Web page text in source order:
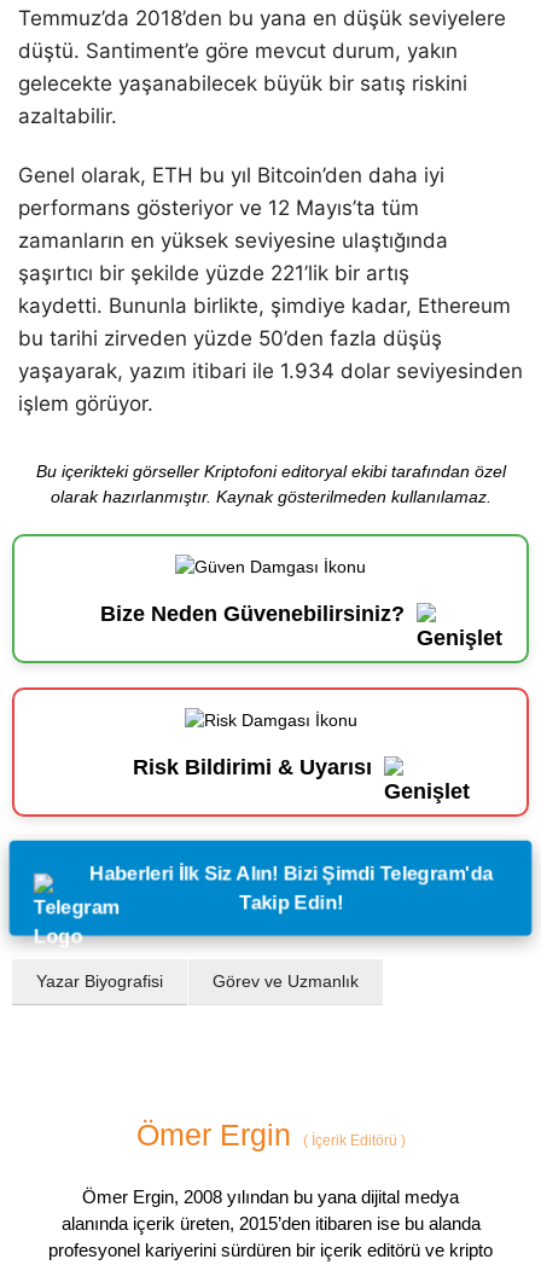
Temmuz’da 2018’den bu yana en düşük seviyelere
düştü. Santiment’e göre mevcut durum, yakın
gelecekte yaşanabilecek büyük bir satış riskini
azaltabilir.
Genel olarak, ETH bu yıl Bitcoin’den daha iyi
performans gösteriyor ve 12 Mayıs’ta tüm
zamanların en yüksek seviyesine ulaştığında
şaşırtıcı bir şekilde yüzde 221’lik bir artış
kaydetti. Bununla birlikte, şimdiye kadar, Ethereum
bu tarihi zirveden yüzde 50’den fazla düşüş
yaşayarak, yazım itibari ile 1.934 dolar seviyesinden
işlem görüyor.
Bu içerikteki görseller Kriptofoni editoryal ekibi tarafından özel
olarak hazırlanmıştır. Kaynak gösterilmeden kullanılamaz.
Bize Neden Güvenebilirsiniz?
Risk Bildirimi & Uyarısı
Haberleri İlk Siz Alın! Bizi Şimdi Telegram'da
Takip Edin!
Yazar Biyografisi Görev ve Uzmanlık
Ömer Ergin (İçerik Editörü )
Ömer Ergin, 2008 yılından bu yana dijital medya
alanında içerik üreten, 2015’den itibaren ise bu alanda
profesyonel kariyerini sürdüren bir içerik editörü ve kripto